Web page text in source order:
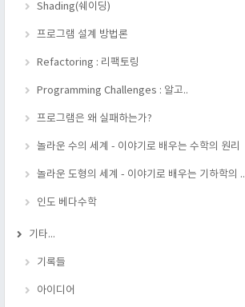
Shading(쉐이딩)
프로그램 설계 방법론
Refactoring : 리팩토링
Programming Challenges : 알고..
프로그램은 왜 실패하는가?
놀라운 수의 세계 - 이야기로 배우는 수학의 원리
놀라운 도형의 세계 - 이야기로 배우는 기하학의 ..
인도 베다수학
기타...
기록들
아이디어